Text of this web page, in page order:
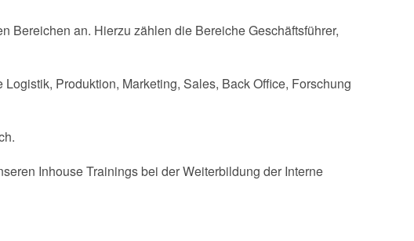
Bereichen an. Hierzu zählen die Bereiche Geschäftsführer,
Produktion, Marketing, Sales, Back Office, Forschung
Inhouse Trainings bei der Weiterbildung der Interne